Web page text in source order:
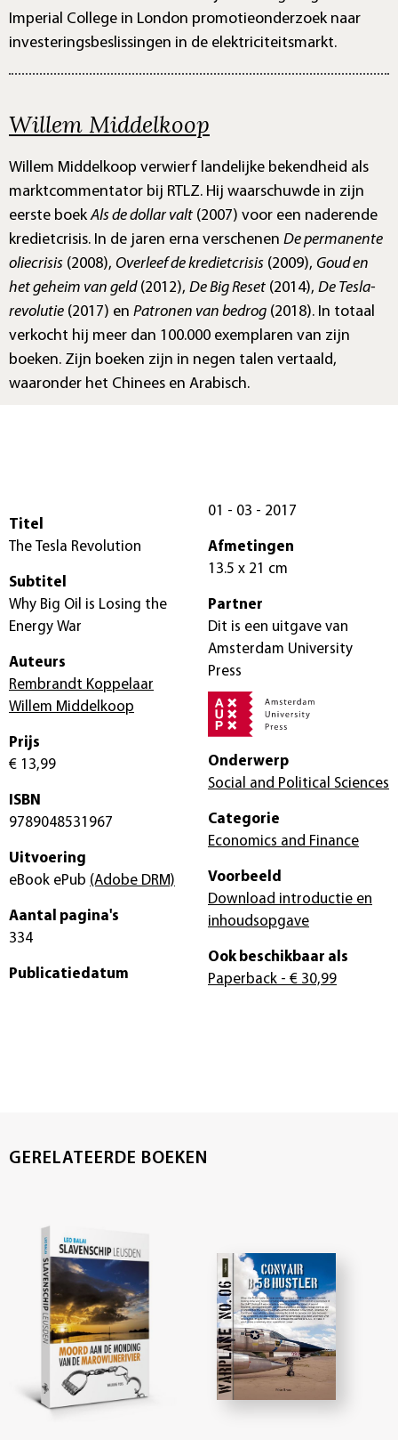
Imperial College in London promotieonderzoek naar
investeringsbeslissingen in de elektriciteitsmarkt.
Willem Middelkoop
Willem Middelkoop verwierf landelijke bekendheid als
marktcommentator bij RTLZ. Hij waarschuwde in zijn
eerste boekAls de dollar valt (2007) voor een naderende
kredietcrisis. In de jaren erna verschenen De permanente
oliecrisis (2008), Overleef de kredietcrisis (2009), Goud en
het geheim van geld(2012), De Big Reset (2014), De Tesla-
revolutie (2017) en Patronen van bedrog (2018). In totaal
verkocht hij meer dan 100.000 exemplaren van zijn
boeken. Zijn boeken zijn in negen talen vertaald,
waaronder het Chinees en Arabisch.
Titel
The Tesla Revolution
Subtitel
Why Big Oil is Losing the
Energy War
Auteurs
Rembrandt Koppelaar
Willem Middelkoop
Prijs
€ 13,99
ISBN
9789048531967
Uitvoering
eBook ePub (Adobe DRM)
Aantal pagina's
334
Publicatiedatum
01 - 03 - 2017
Afmetingen
13.5 x 21 cm
Partner
Dit is een uitgave van
Amsterdam University
Press
Onderwerp
Social and Political Sciences
Categorie
Economics and Finance
Voorbeeld
Download introductie en
inhoudsopgave
Ook beschikbaar als
Paperback - € 30,99
GERELATEERDE BOEKEN